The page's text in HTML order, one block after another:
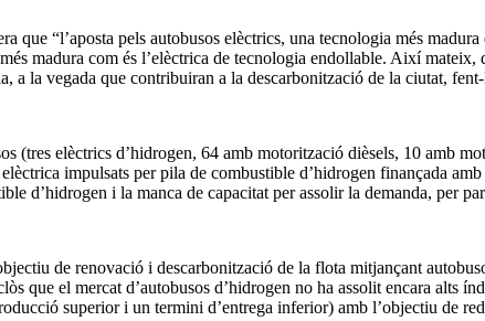
que “l’aposta pels autobusos elèctrics, una tecnologia més
madura com és l’elèctrica de tecnologia endollable. Així
a la vegada que contribuiran a la descarbonització de la ciutat,
(tres elèctrics d’hidrogen, 64 amb motorització dièsels, 10 amb
impulsats per pila de combustible d’hidrogen finançada
d’hidrogen i la manca de capacitat per assolir la demanda, per
de renovació i descarbonització de la flota mitjançant
que el mercat d’autobusos d’hidrogen no ha assolit encara
superior i un termini d’entrega inferior) amb l’objectiu de